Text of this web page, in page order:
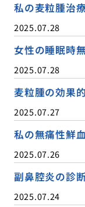
私の麦粒腫治
2025.07.28
女性の睡眠時
2025.07.28
麦粒腫の効果
2025.07.27
私の無痛性鮮
2025.07.26
副鼻腔炎の診
2025.07.24